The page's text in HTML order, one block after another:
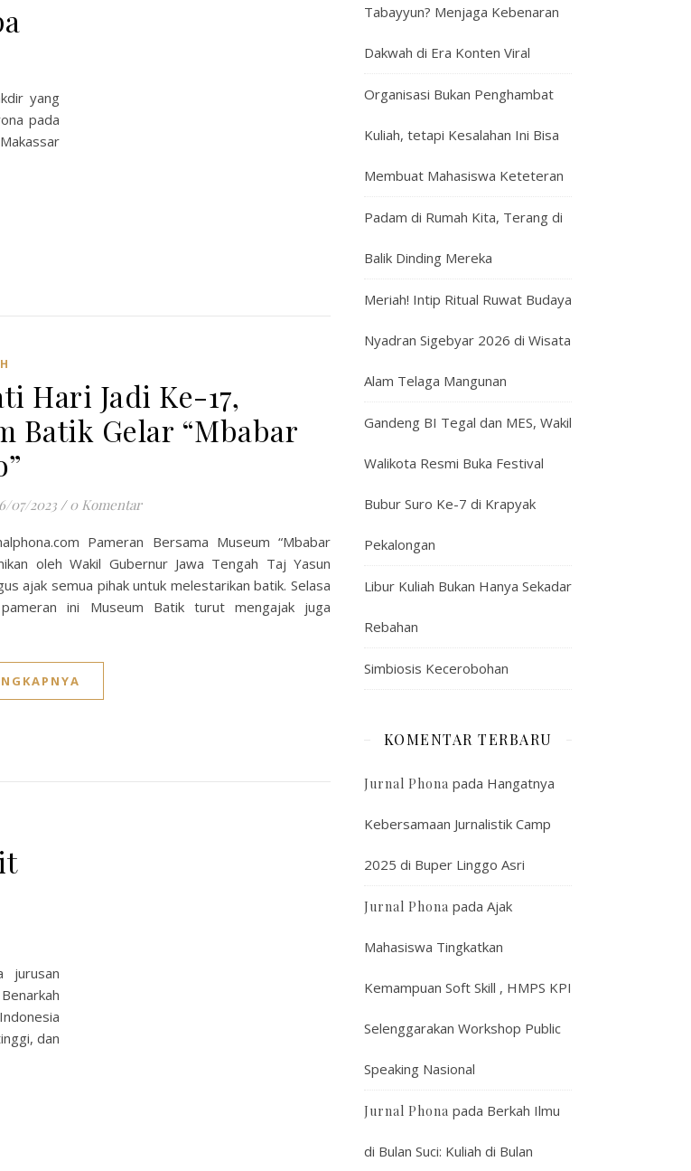
yang
pada
Hari Jadi Ke-17,
Batik Gelar “Mbabar
07/2023 / 0 Komentar
Pameran Bersama Museum “Mbabar
oleh Wakil Gubernur Jawa Tengah Taj Yasun
ajak semua pihak untuk melestarikan batik. Selasa
ini Museum Batik turut mengajak juga
jurusan
dan
Tabayyun? Menjaga Kebenaran
Dakwah di Era Konten Viral
Organisasi Bukan Penghambat
Kuliah, tetapi Kesalahan Ini Bisa
Membuat Mahasiswa Keteteran
Padam di Rumah Kita, Terang di
Balik Dinding Mereka
Meriah! Intip Ritual Ruwat Budaya
Nyadran Sigebyar 2026 di Wisata
Alam Telaga Mangunan
Gandeng BI Tegal dan MES, Wakil
Walikota Resmi Buka Festival
Bubur Suro Ke-7 di Krapyak
Pekalongan
Libur Kuliah Bukan Hanya Sekadar
Rebahan
Simbiosis Kecerobohan
KOMENTAR TERBARU
Jurnal Phona pada Hangatnya
Kebersamaan Jurnalistik Camp
2025 di Buper Linggo Asri
Jurnal Phona pada Ajak
Mahasiswa Tingkatkan
Kemampuan Soft Skill , HMPS KPI
Selenggarakan Workshop Public
Speaking Nasional
Jurnal Phona pada Berkah Ilmu
di Bulan Suci: Kuliah di Bulan